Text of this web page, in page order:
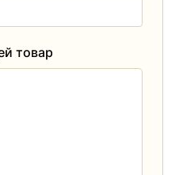
товар